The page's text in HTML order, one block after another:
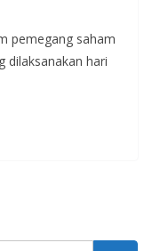
pemegang saham
dilaksanakan hari